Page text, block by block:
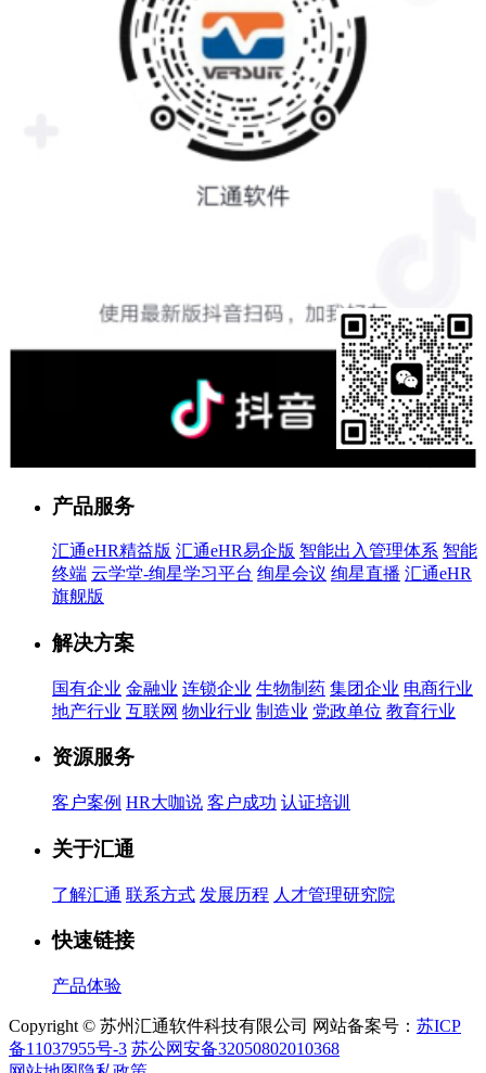
产品服务
汇通eHR精益版 汇通eHR易企版 智能出入管理体系 智能
终端 云学堂-绚星学习平台 绚星会议 绚星直播 汇通eHR
旗舰版
解决方案
国有企业 金融业 连锁企业 生物制药 集团企业 电商行业
地产行业 互联网 物业行业 制造业 党政单位 教育行业
资源服务
客户案例 HR大咖说 客户成功 认证培训
关于汇通
了解汇通 联系方式 发展历程 人才管理研究院
快速链接
产品体验
Copyright © 苏州汇通软件科技有限公司 网站备案号： 苏ICP
备11037955号-3 苏公网安备32050802010368